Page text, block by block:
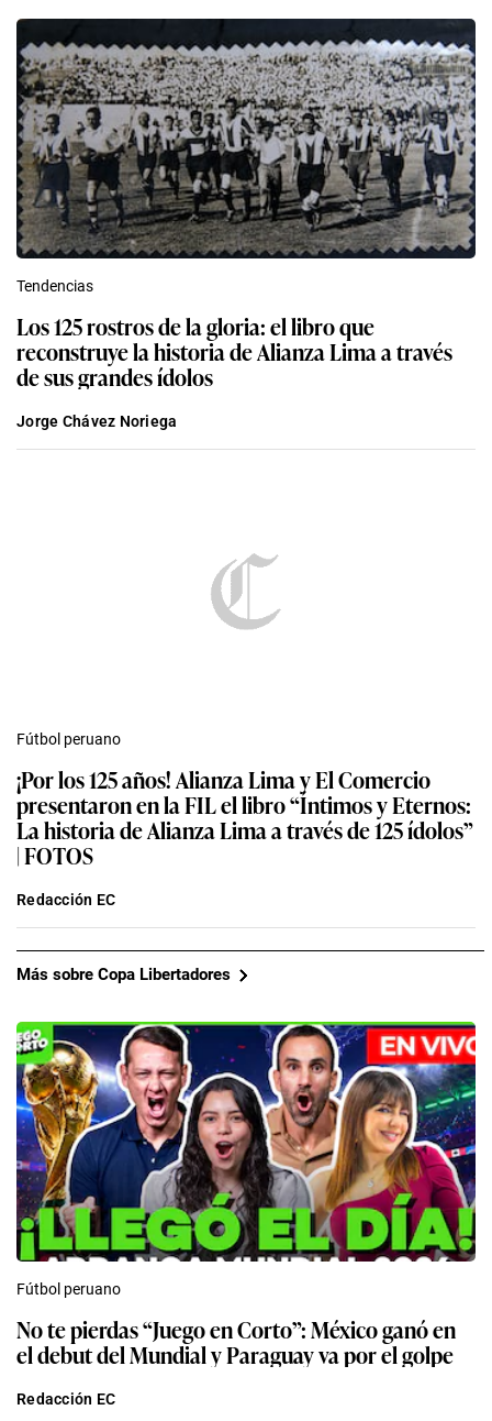
Tendencias
Los 125 rostros de la gloria: el libro que
reconstruye la historia de Alianza Lima a través
de sus grandes ídolos
Jorge Chávez Noriega
Fútbol peruano
¡Por los 125 años! Alianza Lima y El Comercio
presentaron en la FIL el libro “Íntimos y Eternos:
La historia de Alianza Lima a través de 125 ídolos”
| FOTOS
Redacción EC
Más sobre Copa Libertadores
Fútbol peruano
No te pierdas “Juego en Corto”: México ganó en
el debut del Mundial y Paraguay va por el golpe
Redacción EC